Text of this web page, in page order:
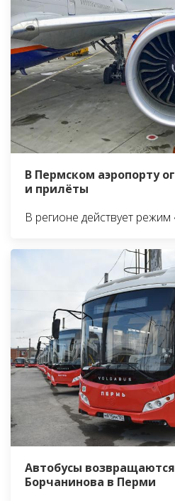
В Пермском аэропорту
и прилёты
В регионе действует режим
Автобусы
Борчанинова в Перми